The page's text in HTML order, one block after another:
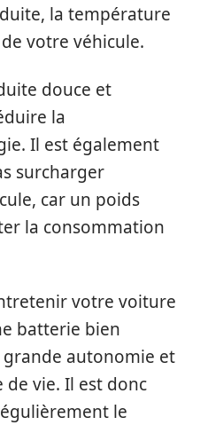
la température
votre véhicule.
douce et
la
Il est également
surcharger
car un poids
la consommation
votre voiture
batterie bien
autonomie et
vie. Il est donc
le